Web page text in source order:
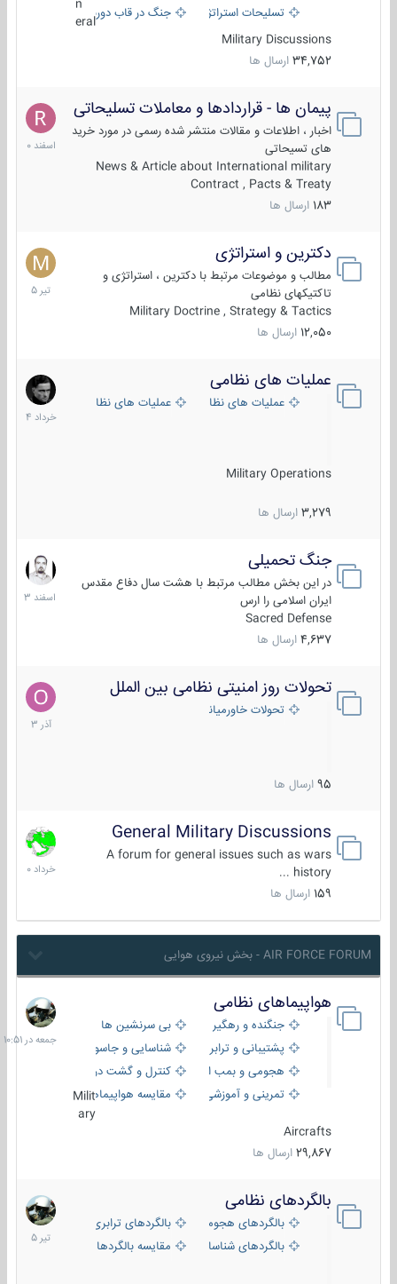
تسلیحات استراتژیک
جنگ در قاب دوربین
eral
Military Discussions
34,752 ارسال ها
پیمان ها - قراردادها و معاملات تسلیحاتی
اخبار ، اطلاعات و مقالات منتشر شده رسمی در مورد خرید
های تسیحاتی
News & Article about International military
Contract , Pacts & Treaty
183 ارسال ها
7
اسفند
1400
دکترین و استراتژی
مطالب و موضوعات مرتبط با دکترین ، استراتژی و
تاکتیکهای نظامی
Military Doctrine , Strategy & Tactics
12,050 ارسال ها
27
تیر
1405
عملیات های نظامی
عملیات های نظامی ایرانعملیات های نظامی خارجی
Military Operations
3,279 ارسال ها
5
خرداد
1404
جنگ تحمیلی
در این بخش مطالب مرتبط با هشت سال دفاع مقدس
ایران اسلامی را ارس
Sacred Defense
4,637 ارسال ها
20
اسفند
1403
تحولات روز امنیتی نظامی بین الملل
تحولات خاورمیانه
95 ارسال ها
21
آذر
1403
General Military Discussions
A forum for general issues such as wars
history ...
159 ارسال ها
10
خرداد
1400
AIR FORCE FORUM - بخش نیروی هوایی
هواپیماهای نظامی
جنگنده و رهگیر
بی سرنشین ها
پشتیبانی و ترابری
شناسایی و جاسوسی
هجومی و بمب افکن
کنترل و گشت دریایی
تمرینی و آموزشی
مقایسه هواپیماهاMilit
ary
Aircrafts
29,867 ارسال ها
جمعه
در
10:51
بالگردهای نظامی
بالگردهای هجومی
بالگردهای ترابری
بالگردهای شناسایی
مقایسه بالگردها
22
تیر
1405